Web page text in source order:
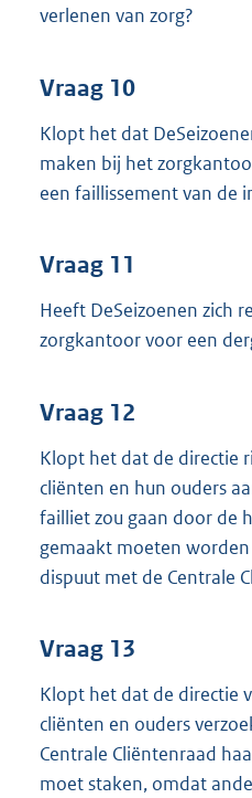
verlenen van zorg?
Vraag 10
Klopt het dat
maken bij het
een faillissement van de
Vraag 11
Heeft DeSeizoenen zich
zorgkantoor voor een
Vraag 12
Klopt het dat de directie
cliënten en hun ouders
failliet zou gaan door de
gemaakt moeten
dispuut met de Centrale
Vraag 13
Klopt het dat de directie
cliënten en ouders
Centrale Cliëntenraad
moet staken, omdat